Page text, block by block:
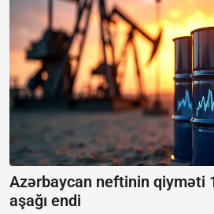
Azərbaycan neftinin qiyməti
aşağı endi